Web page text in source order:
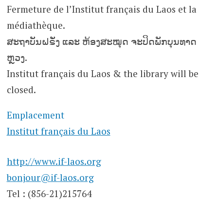
Fermeture de l’Institut français du Laos et la
médiathèque.
ສະຖາບັນຝຣັ່ງ ແລະ ຫ້ອງສະໝຸດ ຈະປິດພັກບຸນທາດ
ຫຼວງ.
Institut français du Laos & the library will be
closed.
Emplacement
Institut français du Laos
http://www.if-laos.org
bonjour@if-laos.org
Tel : (856-21)215764